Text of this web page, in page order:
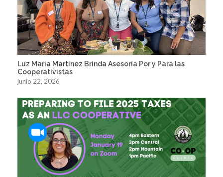
Luz Maria Martinez Brinda Asesoría Por y Para las
Cooperativistas
junio 22, 2026